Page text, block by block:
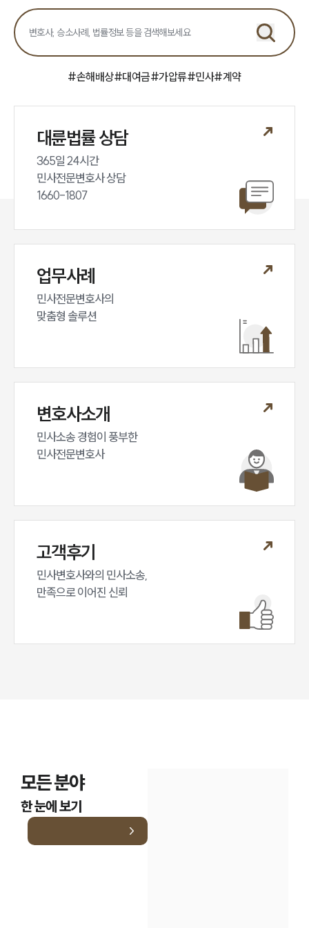
민사그룹 업무
소식/자료
#손해배상#대여금#가압류#민사#계약
대륜법률 상담
365일 24시간
민사전문변호사 상담
1660-1807
업무사례
민사전문변호사의
맞춤형 솔루션
변호사소개
민사소송 경험이 풍부한
민사전문변호사
고객후기
민사변호사와의 민사소송,
만족으로 이어진 신뢰
모든 분야
한 눈에 보기